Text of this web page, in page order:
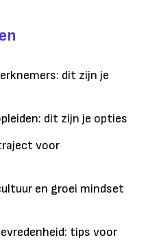
dit zijn je
dit zijn je opties
voor
en groei mindset
tips voor